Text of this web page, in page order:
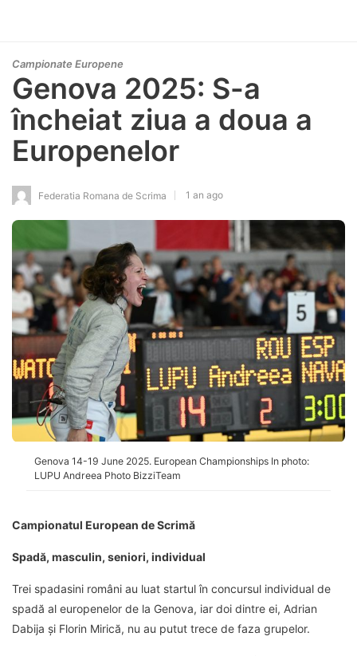
Campionate Europene
Genova 2025: S-a
încheiat ziua a doua a
Europenelor
Federatia Romana de Scrima 1 an ago
Genova 14-19 June 2025. European Championships In photo:
LUPU Andreea Photo BizziTeam
Campionatul European de Scrimă
Spadă, masculin, seniori, individual
Trei spadasini români au luat startul în concursul individual de
spadă al europenelor de la Genova, iar doi dintre ei, Adrian
Dabija și Florin Mirică, nu au putut trece de faza grupelor.